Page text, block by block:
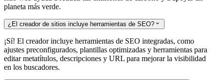
planeta más verde.
¿El creador de sitios incluye herramientas de SEO? 
¡Sí! El creador incluye herramientas de SEO integradas, como
ajustes preconfigurados, plantillas optimizadas y herramientas para
editar metatítulos, descripciones y URL para mejorar la visibilidad
en los buscadores.